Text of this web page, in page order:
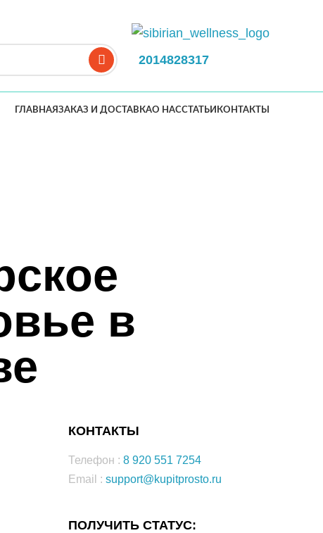
2014828317
ГЛАВНАЯ ЗАКАЗ И ДОСТАВКАО НАССТАТЬИ КОНТАКТЫ
в
КОНТАКТЫ
Телефон : 8 920 551 7254
Email : support@kupitprosto.ru
ПОЛУЧИТЬ СТАТУС: